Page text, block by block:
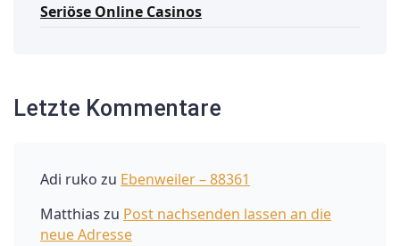
Seriöse Online Casinos
Letzte Kommentare
Adi ruko zu Ebenweiler – 88361
Matthias zu Post nachsenden lassen an die
neue Adresse